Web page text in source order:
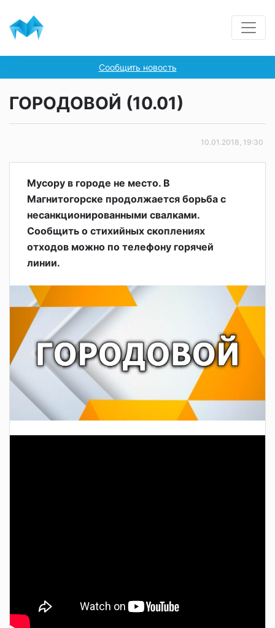
Сообщить новость
ГОРОДОВОЙ (10.01)
10.01.2018, 19:30
Мусору в городе не место. В
Магнитогорске продолжается борьба с
несанкционированными свалками.
Сообщить о стихийных скоплениях
отходов можно по телефону горячей
линии.